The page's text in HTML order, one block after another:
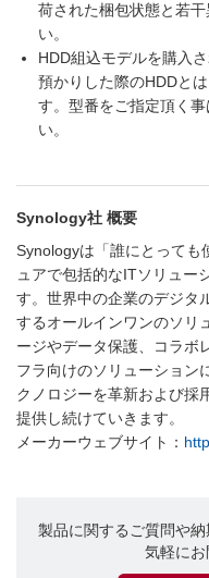
荷された梱包状態と若
い。
HDD組込モデルを購入
預かりした際のHDDと
す。型番をご指定頂く
い。
Synology社 概要
Synologyは「誰にとっても
ュアで包括的なITソリュー
す。世界中の企業のデジタ
するオールインワンのソリ
ージやデータ保護、コラボ
フラ向けのソリューション
クノロジーを革新および採
提供し続けていきます。
メーカーウェブサイト：
製品に関するご質問や
気軽に